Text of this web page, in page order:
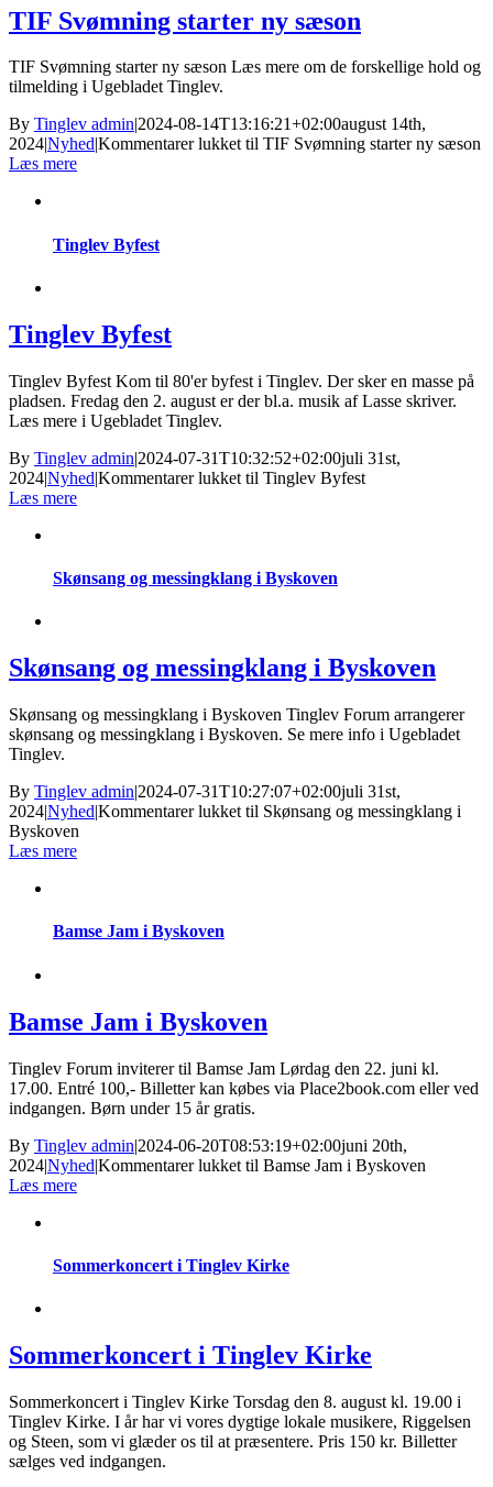
TIF Svømning starter ny sæson
TIF Svømning starter ny sæson Læs mere om de forskellige hold og
tilmelding i Ugebladet Tinglev.
By Tinglev admin2024-08-14T13:16:21+02:00august 14th,
2024NyhedKommentarer lukkettil TIF Svømning starter ny sæson
Læs mere
Tinglev Byfest
Tinglev Byfest
Tinglev Byfest Kom til 80'er byfest i Tinglev. Der sker en masse på
pladsen. Fredag den 2. august er der bl.a. musik af Lasse skriver.
Læs mere i Ugebladet Tinglev.
By Tinglev admin|2024-07-31T10:32:52+02:00juli 31st,
2024|Nyhed|Kommentarer lukket til Tinglev Byfest
Læs mere
Skønsang og messingklang i Byskoven
Skønsang og messingklang i Byskoven
Skønsang og messingklang i Byskoven Tinglev Forum arrangerer
skønsang og messingklang i Byskoven. Se mere info i Ugebladet
Tinglev.
By Tinglev admin|2024-07-31T10:27:07+02:00juli 31st,
2024|Nyhed|Kommentarer lukket til Skønsang og messingklang i
Byskoven
Læs mere
Bamse Jam i Byskoven
Bamse Jam i Byskoven
Tinglev Forum inviterer til Bamse Jam Lørdag den 22. juni kl.
17.00. Entré 100,- Billetter kan købes via Place2book.com eller ved
indgangen. Børn under 15 år gratis.
By Tinglev admin|2024-06-20T08:53:19+02:00juni 20th,
2024|Nyhed|Kommentarer lukket til Bamse Jam i Byskoven
Læs mere
Sommerkoncert i Tinglev Kirke
Sommerkoncert i Tinglev Kirke
Sommerkoncert i Tinglev Kirke Torsdag den 8. august kl. 19.00 i
Tinglev Kirke. I år har vi vores dygtige lokale musikere, Riggelsen
og Steen, som vi glæder os til at præsentere. Pris 150 kr. Billetter
sælges ved indgangen.